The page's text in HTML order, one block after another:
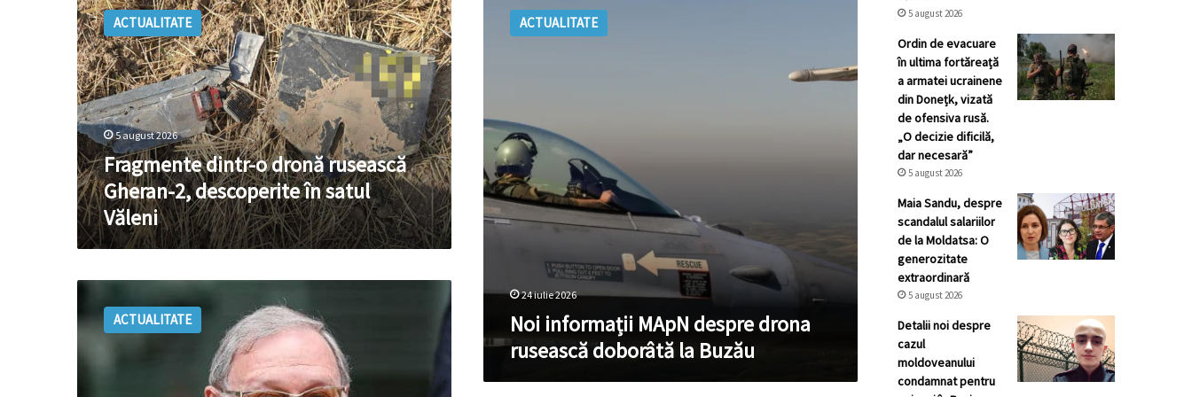
dintr-
o
dronă
rusească
Gheran-
2,
descoperite
în
satul
Văleni
ACTUALITATE
5 august 2026
Fragmente dintr-o dronă rusească
Gheran-2, descoperite în satul
Văleni
informații
la
Buzău
ACTUALITATE
24 iulie 2026
Noi informații MApN despre drona
rusească doborâtă la Buzău
Ozerov,
convocat
la
după
ACTUALITATE
5 august 2026
Ordin de evacuare
în ultima fortăreață
a armatei ucrainene
din Donețk, vizată
de ofensiva rusă.
„O decizie dificilă,
dar necesară”
5 august 2026
Maia Sandu, despre
scandalul salariilor
de la Moldatsa: O
generozitate
extraordinară
5 august 2026
Detalii noi despre
cazul
moldoveanului
condamnat pentru